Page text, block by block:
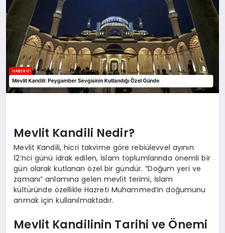
Mevlit Kandili Nedir?
Mevlit Kandili, hicri takvime göre rebiülevvel ayının
12’nci günü idrak edilen, İslam toplumlarında önemli bir
gün olarak kutlanan özel bir gündür. “Doğum yeri ve
zamanı” anlamına gelen mevlit terimi, İslam
kültüründe özellikle Hazreti Muhammed’in doğumunu
anmak için kullanılmaktadır.
Mevlit Kandilinin Tarihi ve Önemi